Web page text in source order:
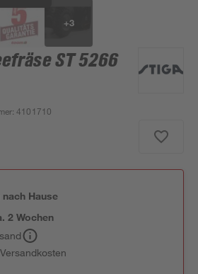
+3
ST 5266
:4101710
Hause
2 Wochen